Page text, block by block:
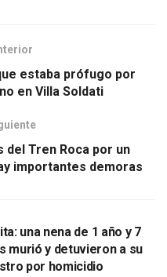
estaba prófugo por
en Villa Soldati
Tren Roca por un
importantes demoras
una nena de 1 año y 7
murió y detuvieron a su
por homicidio